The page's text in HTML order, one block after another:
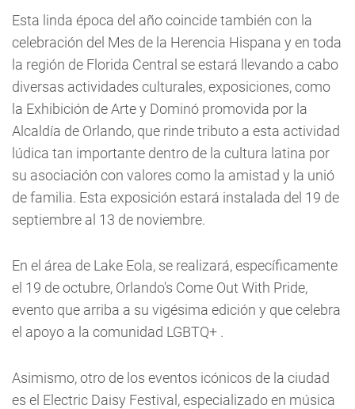
Esta linda época del año coincide también con la
celebración del Mes de la Herencia Hispana y en toda
la región de Florida Central se estará llevando a cabo
diversas actividades culturales, exposiciones, como
la Exhibición de Arte y Dominó promovida por la
Alcaldía de Orlando, que rinde tributo a esta actividad
lúdica tan importante dentro de la cultura latina por
su asociación con valores como la amistad y la unió
de familia. Esta exposición estará instalada del 19 de
septiembre al 13 de noviembre.
En el área de Lake Eola, se realizará, específicamente
el 19 de octubre, Orlando's Come Out With Pride,
evento que arriba a su vigésima edición y que celebra
el apoyo a la comunidad LGBTQ+ .
Asimismo, otro de los eventos icónicos de la ciudad
es el Electric Daisy Festival, especializado en música